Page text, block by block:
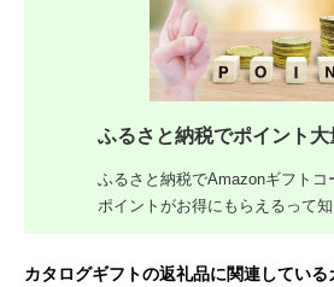
ふるさと納税でポイント大
ふるさと納税でAmazonギフトコ
ポイントがお得にもらえるって
カタログギフトの返礼品に関連している